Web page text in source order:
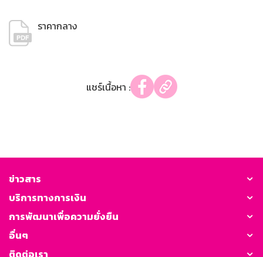
ราคากลาง
แชร์เนื้อหา :
ข่าวสาร
บริการทางการเงิน
การพัฒนาเพื่อความยั่งยืน
อื่นๆ